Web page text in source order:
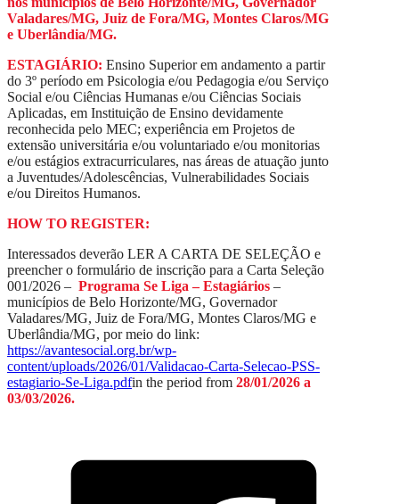
Valadares/MG, Juiz de Fora/MG, Montes Claros/MG
e Uberlândia/MG.
ESTAGIÁRIO: Ensino Superior em andamento a partir
do 3º período em Psicologia e/ou Pedagogia e/ou Serviço
Social e/ou Ciências Humanas e/ou Ciências Sociais
Aplicadas, em Instituição de Ensino devidamente
reconhecida pelo MEC; experiência em Projetos de
extensão universitária e/ou voluntariado e/ou monitorias
e/ou estágios extracurriculares, nas áreas de atuação junto
a Juventudes/Adolescências, Vulnerabilidades Sociais
e/ou Direitos Humanos.
HOW TO REGISTER:
Interessados deverão LER A CARTA DE SELEÇÃO e
preencher o formulário de inscrição para a Carta Seleção
001/2026 – Programa Se Liga – Estagiários –
municípios de Belo Horizonte/MG, Governador
Valadares/MG, Juiz de Fora/MG, Montes Claros/MG e
Uberlândia/MG, por meio do link:
https://avantesocial.org.br/wp-
content/uploads/2026/01/Validacao-Carta-Selecao-PSS-
estagiario-Se-Liga.pdfin the period from 28/01/2026 a
03/03/2026.